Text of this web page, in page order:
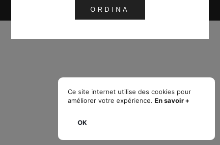
Ce site internet utilise des cookies pour
améliorer votre expérience. En savoir +
OK
ORDINA